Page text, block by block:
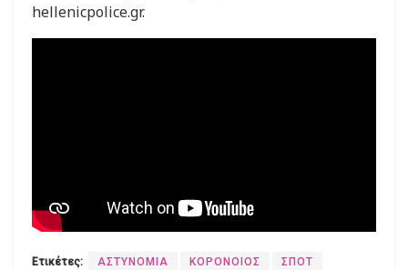
hellenicpolice.gr.
Ετικέτες: ΑΣΤΥΝΟΜΙΑ ΚΟΡΟΝΟΙΟΣ ΣΠΟΤ